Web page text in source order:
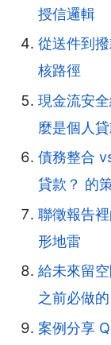
授信邏輯
從送件到
核路徑
現金流安
麼是個人
債務整合
貸款？ 的
聯徵報告
形地雷
給未來留
之前必做
案例分享